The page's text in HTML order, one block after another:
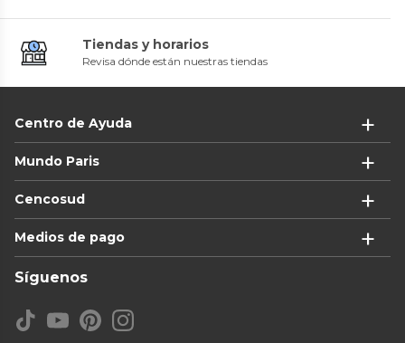
Tiendas y horarios
Revisa dónde están nuestras tiendas
Centro de Ayuda
Mundo Paris
Cencosud
Medios de pago
Síguenos